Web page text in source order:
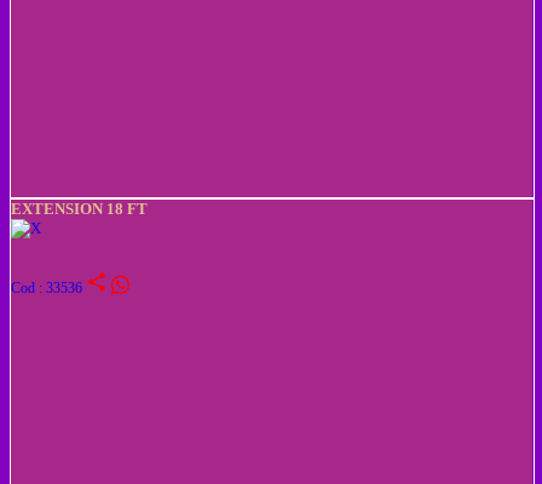
EXTENSION 18 FT
Cod : 33536 share